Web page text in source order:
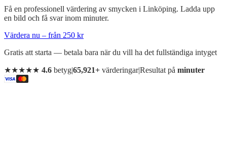
Få en professionell värdering av smycken i Linköping. Ladda upp
en bild och få svar inom minuter.
Värdera nu – från 250 kr
Gratis att starta — betala bara när du vill ha det fullständiga intyget
★★★★★ 4.6 betyg|65,921+ värderingar|Resultat på minuter